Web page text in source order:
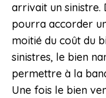
arrivait un sinistre.
pourra accorder
moitié du coût du
sinistres, le bien
permettre à la
Une fois le bien